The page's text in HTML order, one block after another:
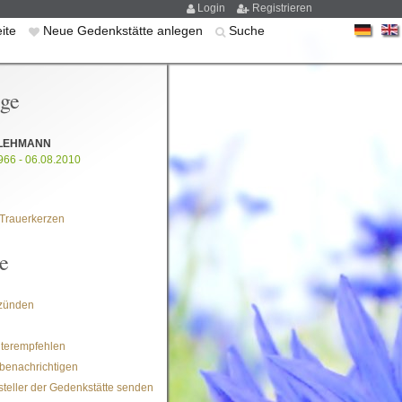
Login Registrieren
Neue Gedenkstätte anlegen Suche
- 06.08.2010
der Gedenkstätte senden